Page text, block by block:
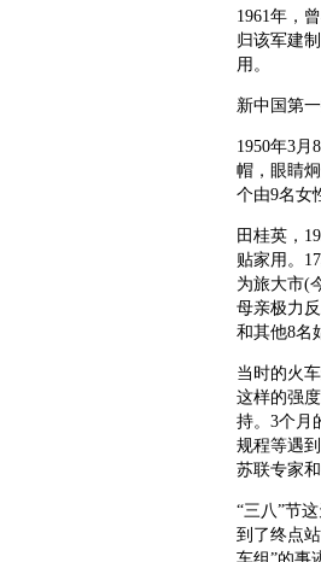
1961年，
归该军建
用。
新中国第
1950年3
帽，眼睛
个由9名女
田桂英，
贴家用。
为旅大市(
母亲极力
和其他8名
当时的火
这样的强
持。3个月
规程等遇
苏联专家
“三八”节
到了终点